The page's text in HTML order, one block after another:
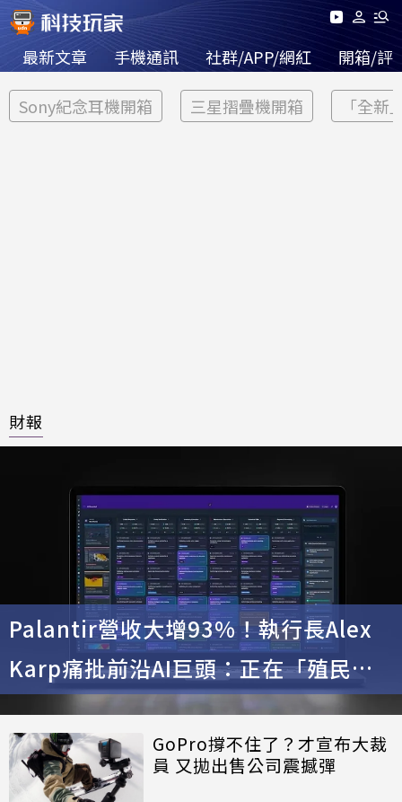
最新文章 手機通訊 社群/APP/網紅 開箱/評
Sony紀念耳機開箱 三星摺疊機開箱 「全新
財報
Palantir營收大增93%！執行長Alex
Karp痛批前沿AI巨頭：正在「殖民」
企業數據
GoPro撐不住了？才宣布大裁
員 又拋出售公司震撼彈